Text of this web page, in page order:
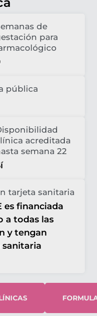
de
para
pública
acreditada
semana 22
tarjeta sanitaria
es financiada
a todas las
y tengan
sanitaria